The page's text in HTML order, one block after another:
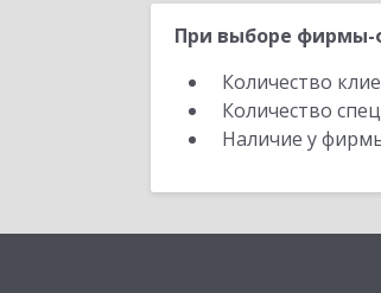
При выборе фирмы-
Количество
Количество
Наличие у